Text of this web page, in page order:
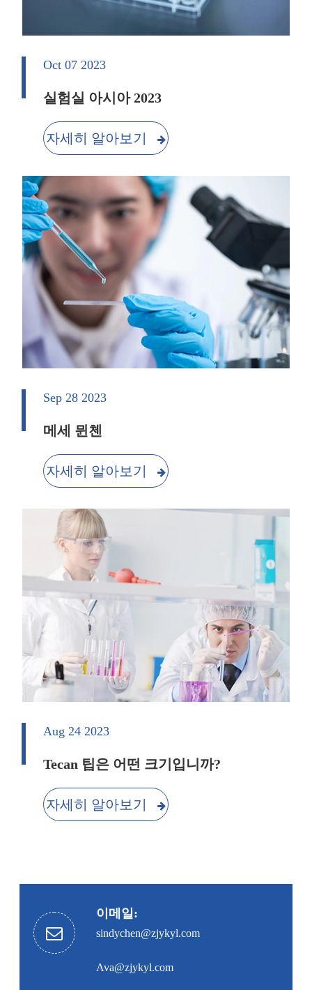
Oct 07 2023
실험실 아시아 2023
자세히 알아보기
Sep 28 2023
메세 뮌첸
자세히 알아보기
Aug 24 2023
Tecan 팁은 어떤 크기입니까?
자세히 알아보기
이메일:
sindychen@zjykyl.com
Ava@zjykyl.com